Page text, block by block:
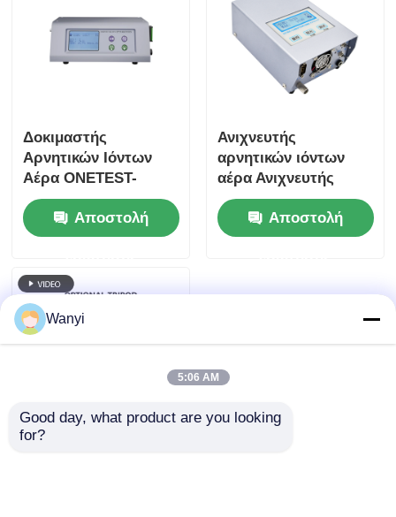
Δοκιμαστής
Αρνητικών Ιόντων
Αέρα ONETEST-
502XP-Ⅻ Μπορεί να
Μετρήσει Μικρά
Μεγέθη Σωματιδίων
Αποστολή
Ανιχνευτής
αρνητικών ιόντων
αέρα Ανιχνευτής
αέρα για καθαριστές
αέρα δασοκομίας
Αποστολή
Wanyi
5:06 AM
Good day, what product are you looking
for?